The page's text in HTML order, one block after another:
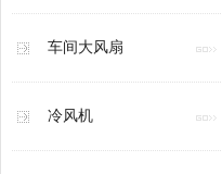
车间大风扇
冷风机